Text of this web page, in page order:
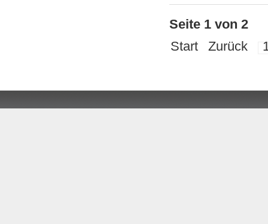
Seite 1 von 2
Start
Zurück